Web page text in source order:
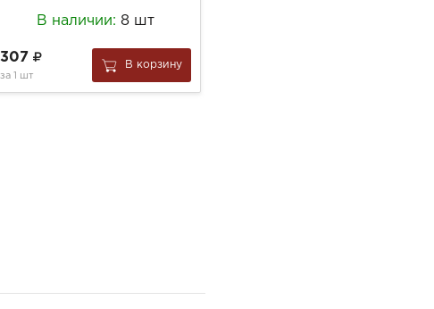
В наличии: 8 шт
307
за 1 шт
В корзину